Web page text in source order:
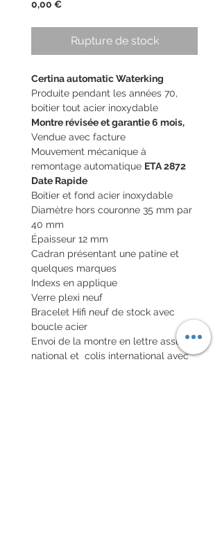
0,00 €Prix
Rupture de stock
Certina automatic Waterking
Produite pendant les années 70,
boitier tout acier inoxydable
Montre révisée et garantie 6 mois,
Vendue avec facture
Mouvement mécanique à
remontage automatique ETA 2872
Date Rapide
Boitier et fond acier inoxydable
Diamètre hors couronne 35 mm par
40 mm
Épaisseur 12 mm
Cadran présentant une patine et
quelques marques
Indexs en applique
Verre plexi neuf
Bracelet Hifi neuf de stock avec
boucle acier
Envoi de la montre en lettre assuré
national et colis international avec